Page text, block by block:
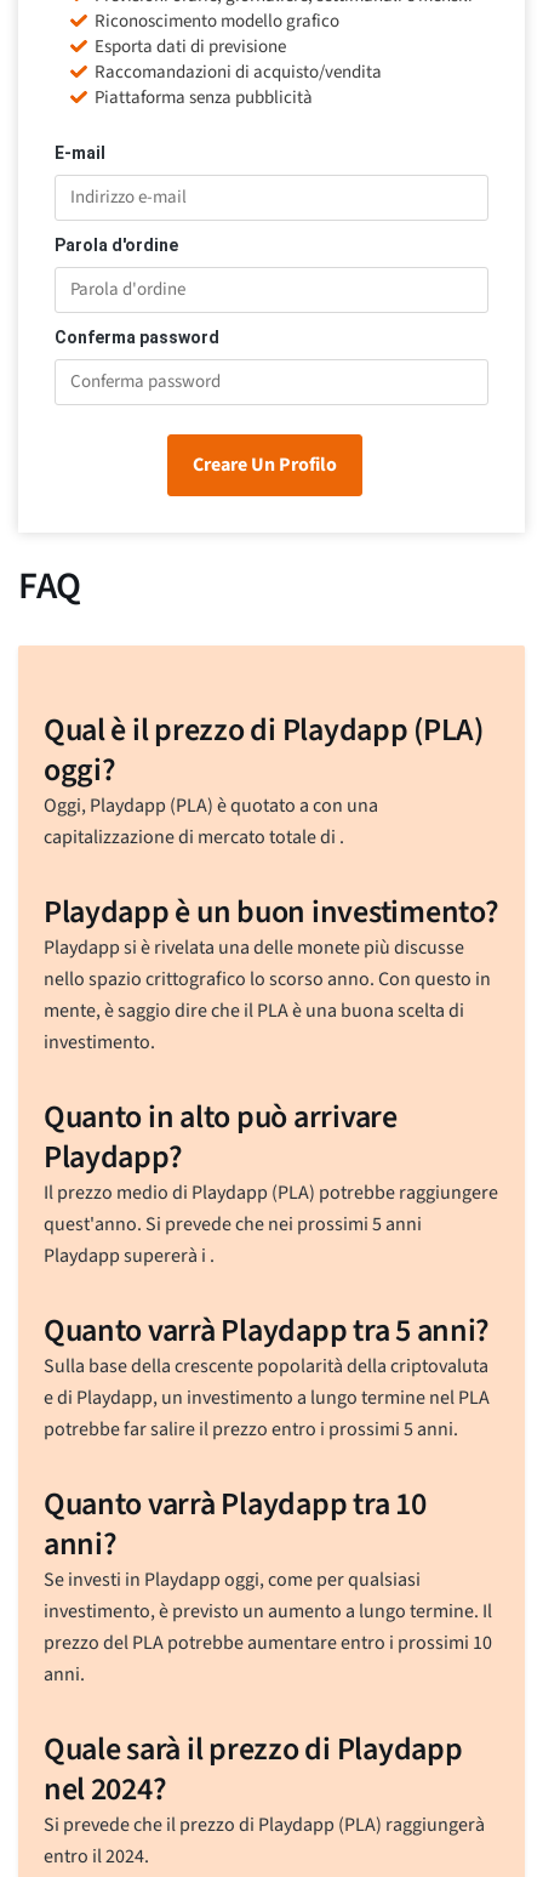
E-mail
Parola d'ordine
Conferma password
Creare Un Profilo
Riconoscimento modello grafico
Esporta dati di previsione
Raccomandazioni di acquisto/vendita
Piattaforma senza pubblicità
FAQ
Qual è il prezzo di Playdapp (PLA)
oggi?
Oggi, Playdapp (PLA) è quotato acon una
capitalizzazione di mercato totale di .
Playdapp è un buon investimento?
Playdapp si è rivelata una delle monete più discusse
nello spazio crittografico lo scorso anno. Con questo in
mente, è saggio dire che il PLA è una buona scelta di
investimento.
Quanto in alto può arrivare
Playdapp?
Il prezzo medio di Playdapp (PLA) potrebbe raggiungere
quest'anno. Si prevede che nei prossimi 5 anni
Playdapp supererà i .
Quanto varrà Playdapp tra 5 anni?
Sulla base della crescente popolarità della criptovaluta
e di Playdapp, un investimento a lungo termine nel PLA
potrebbe far salire il prezzo entro i prossimi 5 anni.
Quanto varrà Playdapp tra 10
anni?
Se investi in Playdapp oggi, come per qualsiasi
investimento, è previsto un aumento a lungo termine. Il
prezzo del PLA potrebbe aumentare entro i prossimi 10
anni.
Quale sarà il prezzo di Playdapp
nel 2024?
Si prevede che il prezzo di Playdapp (PLA) raggiungerà
entro il 2024.